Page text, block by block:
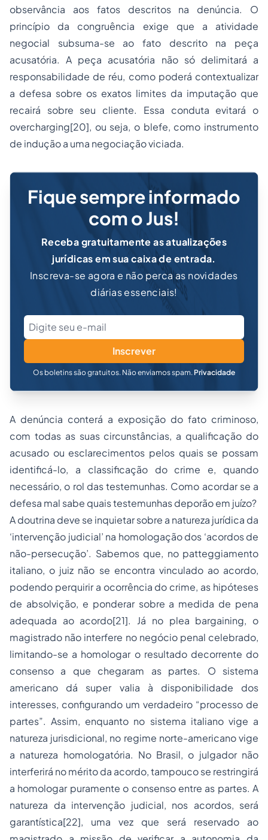
observância aos fatos descritos na denúncia. O
princípio da congruência exige que a atividade
negocial subsuma-se ao fato descrito na peça
acusatória. A peça acusatória não só delimitará a
responsabilidade de réu, como poderá contextualizar
a defesa sobre os exatos limites da imputação que
recairá sobre seu cliente. Essa conduta evitará o
overcharging[20], ou seja, o blefe, como instrumento
de indução a uma negociação viciada.
Fique sempre informado
com o Jus!
Receba gratuitamente as atualizações
jurídicas em sua caixa de entrada.
Inscreva-se agora e não perca as novidades
diárias essenciais!
Inscrever
Os boletins são gratuitos. Não enviamos spam. Privacidade
A denúncia conterá a exposição do fato criminoso,
com todas as suas circunstâncias, a qualificação do
acusado ou esclarecimentos pelos quais se possam
identificá-lo, a classificação do crime e, quando
necessário, o rol das testemunhas. Como acordar se a
defesa mal sabe quais testemunhas deporão em juízo?
A doutrina deve se inquietar sobre a natureza jurídica da
‘intervenção judicial’ na homologação dos ‘acordos de
não-persecução’. Sabemos que, no patteggiamento
italiano, o juiz não se encontra vinculado ao acordo,
podendo perquirir a ocorrência do crime, as hipóteses
de absolvição, e ponderar sobre a medida de pena
adequada ao acordo[21]. Já no plea bargaining, o
magistrado não interfere no negócio penal celebrado,
limitando-se a homologar o resultado decorrente do
consenso a que chegaram as partes. O sistema
americano dá super valia à disponibilidade dos
interesses, configurando um verdadeiro “processo de
partes”. Assim, enquanto no sistema italiano vige a
natureza jurisdicional, no regime norte-americano vige
a natureza homologatória. No Brasil, o julgador não
interferirá no mérito da acordo, tampouco se restringirá
a homologar puramente o consenso entre as partes. A
natureza da intervenção judicial, nos acordos, será
garantística[22], uma vez que será reservado ao